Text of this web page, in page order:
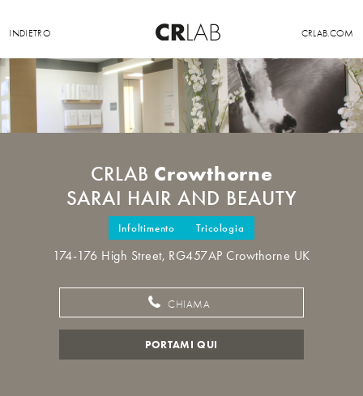
INDIETRO CRLAB.COM
CRLAB Crowthorne
SARAI HAIR AND BEAUTY
Infoltimento Tricologia
174-176 High Street, RG457AP Crowthorne UK
CHIAMA
PORTAMI QUI